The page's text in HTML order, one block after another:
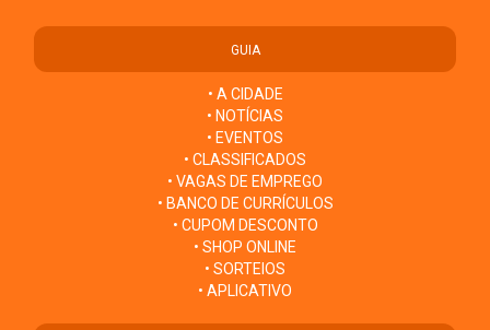
GUIA
• A CIDADE
• NOTÍCIAS
• EVENTOS
• CLASSIFICADOS
• VAGAS DE EMPREGO
• BANCO DE CURRÍCULOS
• CUPOM DESCONTO
• SHOP ONLINE
• SORTEIOS
• APLICATIVO